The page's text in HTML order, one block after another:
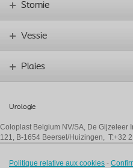
Stomie
Vessie
Plaies
Urologie
Coloplast Belgium NV/SA, De Gijzeleer
121, B-1654 Beersel/Huizingen, T:+32
Politique relative aux cookies -